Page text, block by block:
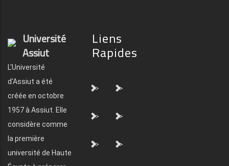
Université
Assiut
L'Université
d'Assiut a été
créée en octobre
1957 à Assiut. Elle
considère comme
la première
université de Haute
Liens
Rapides
"> ">
"> ">
"> ">